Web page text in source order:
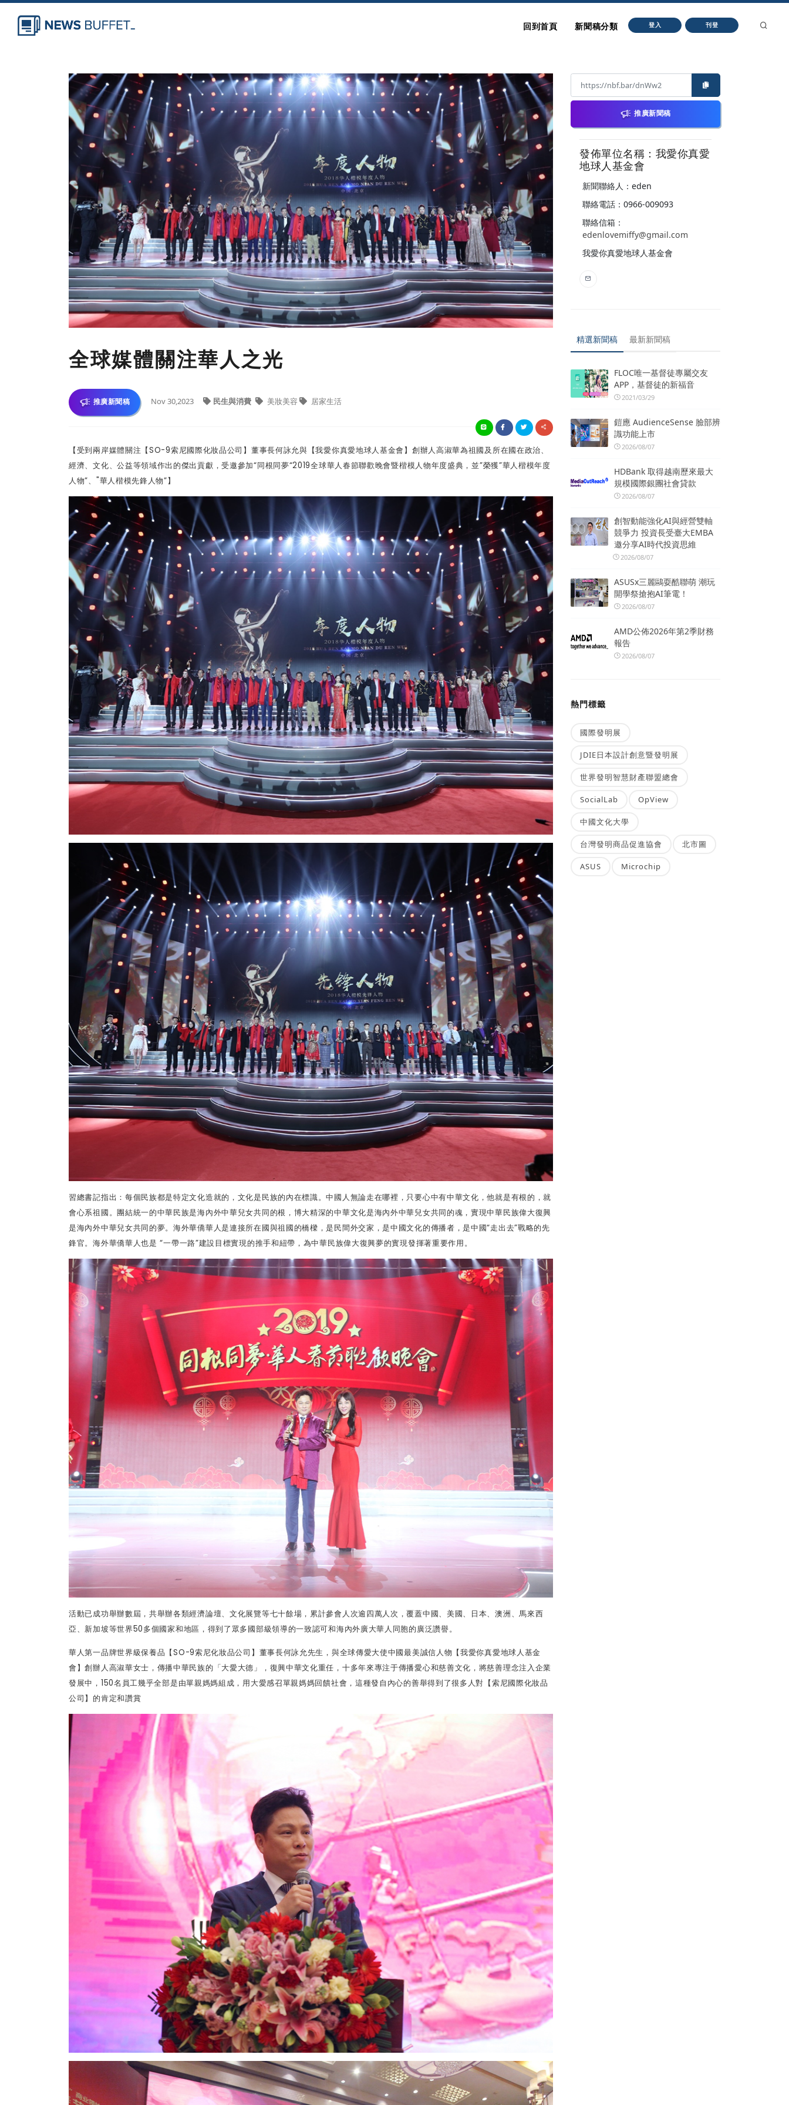
回到首頁 新聞稿分類 登入 刊登
全球媒體關注華人之光
推廣新聞稿 Nov 30,2023 民生與消費 美妝美容 居家生活
【受到兩岸媒體關注【SO-9索尼國際化妝品公司】董事長何詠允與【我愛你真愛地球人基金會】創辦人高淑華為祖國及所在國在政治、
經濟、文化、公益等領域作出的傑出貢獻，受邀參加“同根同夢“2019全球華人春節聯歡晚會暨楷模人物年度盛典，並”榮獲”華人楷模年度
人物”、 "華人楷模先鋒人物”】
習總書記指出：每個民族都是特定文化造就的，文化是民族的內在標識。中國人無論走在哪裡，只要心中有中華文化，他就是有根的，就
會心系祖國。團結統一的中華民族是海內外中華兒女共同的根，博大精深的中華文化是海內外中華兒女共同的魂，實現中華民族偉大復興
是海內外中華兒女共同的夢。海外華僑華人是連接所在國與祖國的橋樑，是民間外交家，是中國文化的傳播者，是中國“走出去”戰略的先
鋒官。海外華僑華人也是 “一帶一路”建設目標實現的推手和紐帶，為中華民族偉大復興夢的實現發揮著重要作用。
活動已成功舉辦數屆，共舉辦各類經濟論壇、文化展覽等七十餘場，累計參會人次逾四萬人次，覆蓋中國、美國、日本、澳洲、馬來西
亞、新加坡等世界50多個國家和地區，得到了眾多國部級領導的一致認可和海內外廣大華人同胞的廣泛讚譽。
華人第一品牌世界級保養品【SO-9索尼化妝品公司】董事長何詠允先生，與全球傳愛大使中國最美誠信人物【我愛你真愛地球人基金
會】創辦人高淑華女士，傳播中華民族的「大愛大德」，復興中華文化重任，十多年來專注于傳播愛心和慈善文化，將慈善理念注入企業
發展中， 150名員工幾乎全部是由單親媽媽組成，用大愛感召單親媽媽回饋社會，這種發自內心的善舉得到了很多人對【索尼國際化妝品
公司】的肯定和讚賞
推廣新聞稿
發佈單位名稱：我愛你真愛
地球人基金會
新聞聯絡人：eden
聯絡電話：0966-009093
聯絡信箱：
edenlovemiffy@gmail.com
我愛你真愛地球人基金會
精選新聞稿 最新新聞稿
FLOC唯一基督徒專屬交友
APP，基督徒的新福音
2021/03/29
鎧應 AudienceSense 臉部辨
識功能上市
2026/08/07
HDBank 取得越南歷來最大
規模國際銀團社會貸款
2026/08/07
創智動能強化AI與經營雙軸
競爭力 投資長受臺大EMBA
邀分享AI時代投資思維
2026/08/07
ASUSx三麗鷗耍酷聯萌 潮玩
開學祭搶抱AI筆電！
2026/08/07
AMD公佈2026年第2季財務
報告
2026/08/07
熱門標籤
國際發明展
JDIE日本設計創意暨發明展
世界發明智慧財產聯盟總會
SocialLab OpView
中國文化大學
台灣發明商品促進協會 北市圖
ASUS Microchip